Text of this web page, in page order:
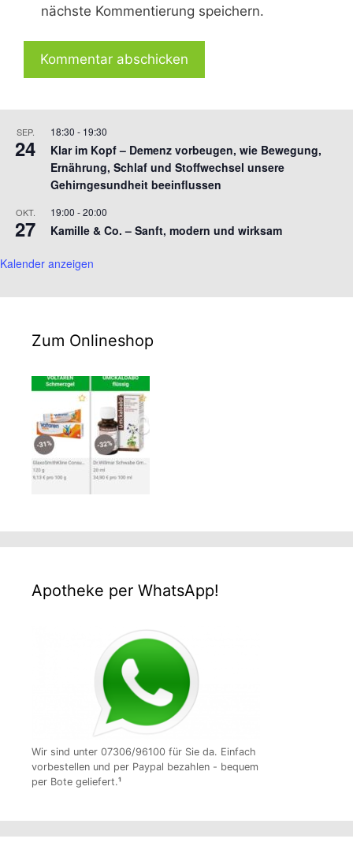
nächste Kommentierung speichern.
SEP.
24
18:30 - 19:30
Klar im Kopf – Demenz vorbeugen, wie Bewegung,
Ernährung, Schlaf und Stoffwechsel unsere
Gehirngesundheit beeinflussen
OKT.
27
19:00 -20:00
Kamille & Co. – Sanft, modern und wirksam
Kalender anzeigen
Zum Onlineshop
Apotheke per WhatsApp!
Wir sind unter 07306/96100 für Sie da. Einfach
vorbestellen und per Paypal bezahlen - bequem
per Bote geliefert.¹